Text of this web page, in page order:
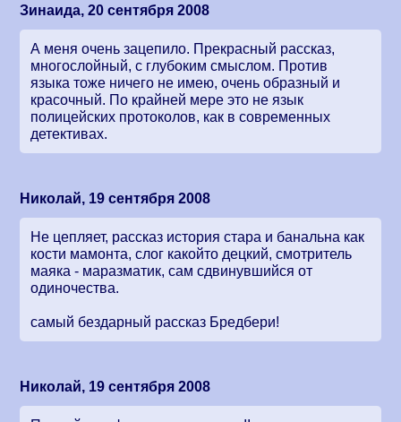
Зинаида, 20 сентября 2008
А меня очень зацепило. Прекрасный рассказ,
многослойный, с глубоким смыслом. Против
языка тоже ничего не имею, очень образный и
красочный. По крайней мере это не язык
полицейских протоколов, как в современных
детективах.
Николай, 19 сентября 2008
Не цепляет, рассказ история стара и банальна как
кости мамонта, слог какойто децкий, смотритель
маяка - маразматик, сам сдвинувшийся от
одиночества.
самый бездарный рассказ Бредбери!
Николай, 19 сентября 2008